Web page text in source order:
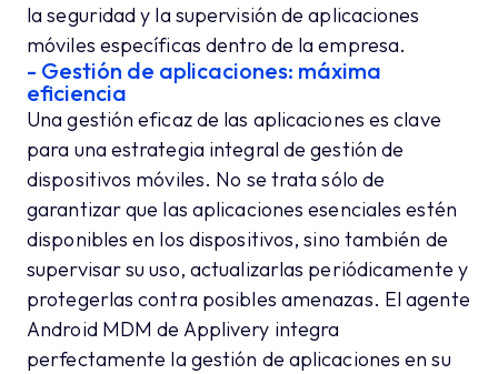
la seguridad y la supervisión de aplicaciones
móviles específicas dentro de la empresa.
- Gestión de aplicaciones: máxima
eficiencia
Una gestión eficaz de las aplicaciones es clave
para una estrategia integral de gestión de
dispositivos móviles. No se trata sólo de
garantizar que las aplicaciones esenciales estén
disponibles en los dispositivos, sino también de
supervisar su uso, actualizarlas periódicamente y
protegerlas contra posibles amenazas. El agente
Android MDM de Applivery integra
perfectamente la gestión de aplicaciones en su